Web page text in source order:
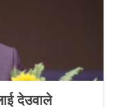
देउवाले